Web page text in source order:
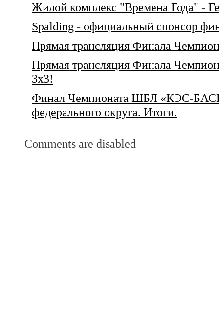
Жилой комплекс "Времена Года" -
Spalding - официальный спонсор
Прямая трансляция Финала
Прямая трансляция Финала
3х3!
Финал Чемпионата ШБЛ «КЭС-
федерального округа. Итоги.
Comments are disabled